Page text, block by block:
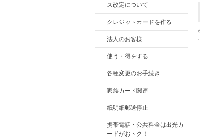
ス改定について
クレジットカードを作る
法人のお客様
使う・得をする
各種変更のお手続き
家族カード関連
紙明細郵送停止
携帯電話・公共料金は出光カ
ードがおトク！